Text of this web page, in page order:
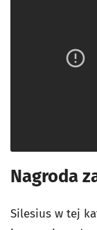
Nagroda
Silesius w tej